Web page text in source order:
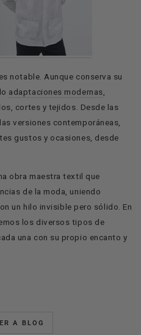
notable. Aunque conserva su
adaptaciones modernas
cortes y tejidos. Desde las
versiones contemporáneas,
gustos y ocasiones, desde
obra maestra textil que
de la moda, uniendo
un hilo invisible pero sólido. En
los diversos tipos de
una con su propio encanto y
A BLOG